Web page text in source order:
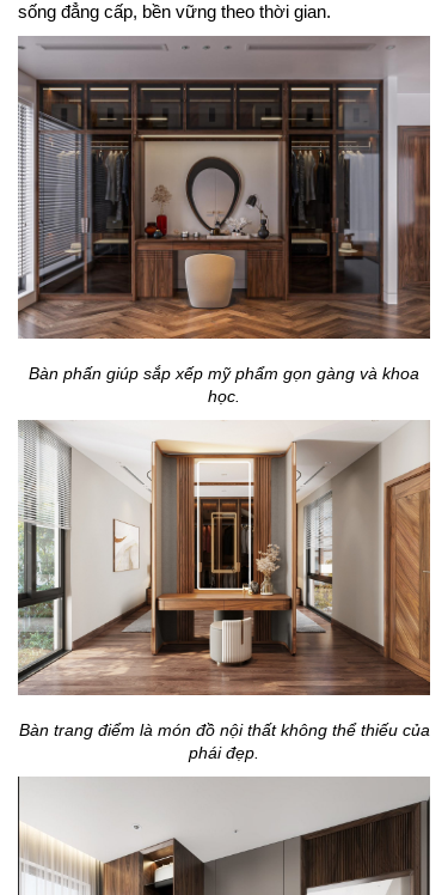
sống đẳng cấp, bền vững theo thời gian.
Bàn phấn giúp sắp xếp mỹ phẩm gọn gàng và khoa
học.
Bàn trang điểm là món đồ nội thất không thể thiếu của
phái đẹp.